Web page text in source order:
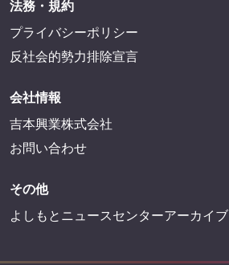
法務・規約
プライバシーポリシー
反社会的勢力排除宣言
会社情報
吉本興業株式会社
お問い合わせ
その他
よしもとニュースセンターアーカイブ